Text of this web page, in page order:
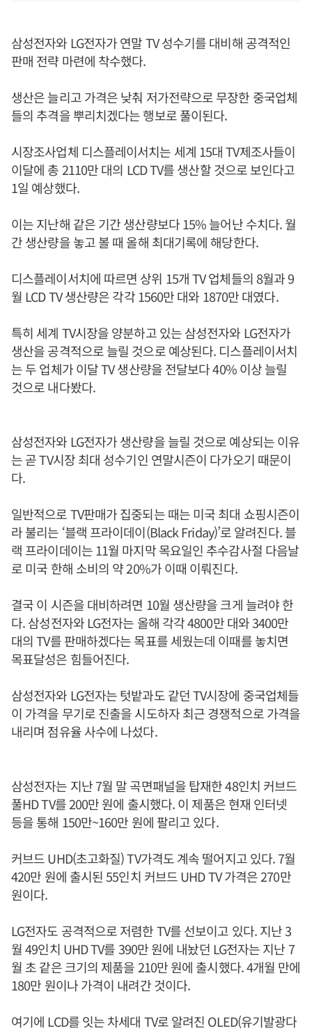
삼성전자와 LG전자가 연말 TV 성수기를 대비해 공격적인
판매 전략 마련에 착수했다.
생산은 늘리고 가격은 낮춰 저가전략으로 무장한 중국업체
들의 추격을 뿌리치겠다는 행보로 풀이된다.
시장조사업체 디스플레이서치는 세계 15대 TV제조사들이
이달에 총 2110만 대의 LCD TV를 생산할 것으로 보인다고
1일 예상했다.
이는 지난해 같은 기간 생산량보다 15% 늘어난 수치다. 월
간 생산량을 놓고 볼 때 올해 최대기록에 해당한다.
디스플레이서치에 따르면 상위 15개 TV 업체들의 8월과 9
월 LCD TV 생산량은 각각 1560만 대와 1870만 대였다.
특히 세계 TV시장을 양분하고 있는 삼성전자와 LG전자가
생산을 공격적으로 늘릴 것으로 예상된다. 디스플레이서치
는 두 업체가 이달 TV 생산량을 전달보다 40% 이상 늘릴
것으로 내다봤다.
삼성전자와 LG전자가 생산량을 늘릴 것으로 예상되는 이유
는 곧 TV시장 최대 성수기인 연말시즌이 다가오기 때문이
다.
일반적으로 TV판매가 집중되는 때는 미국 최대 쇼핑시즌이
라 불리는 ‘블랙 프라이데이(Black Friday)’로 알려진다. 블
랙 프라이데이는 11월 마지막 목요일인 추수감사절 다음날
로 미국 한해 소비의 약 20%가 이때 이뤄진다.
결국 이 시즌을 대비하려면 10월 생산량을 크게 늘려야 한
다. 삼성전자와 LG전자는 올해 각각 4800만 대와 3400만
대의 TV를 판매하겠다는 목표를 세웠는데 이때를 놓치면
목표달성은 힘들어진다.
삼성전자와 LG전자는 텃밭과도 같던 TV시장에 중국업체들
이 가격을 무기로 진출을 시도하자 최근 경쟁적으로 가격을
내리며 점유율 사수에 나섰다.
삼성전자는 지난 7월 말 곡면패널을 탑재한 48인치 커브드
풀HD TV를 200만 원에 출시했다. 이 제품은 현재 인터넷
등을 통해 150만~160만 원에 팔리고 있다.
커브드 UHD(초고화질) TV가격도 계속 떨어지고 있다. 7월
420만 원에 출시된 55인치 커브드 UHD TV 가격은 270만
원이다.
LG전자도 공격적으로 저렴한 TV를 선보이고 있다. 지난 3
월 49인치 UHD TV를 390만 원에 내놨던 LG전자는 지난 7
월 초 같은 크기의 제품을 210만 원에 출시했다. 4개월 만에
180만 원이나 가격이 내려간 것이다.
여기에 LCD를 잇는 차세대 TV로 알려진 OLED(유기발광다